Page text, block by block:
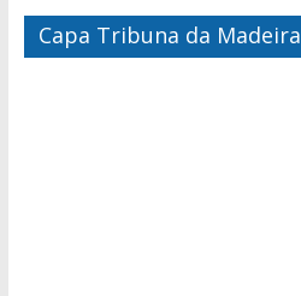
Capa Tribuna da Madeira